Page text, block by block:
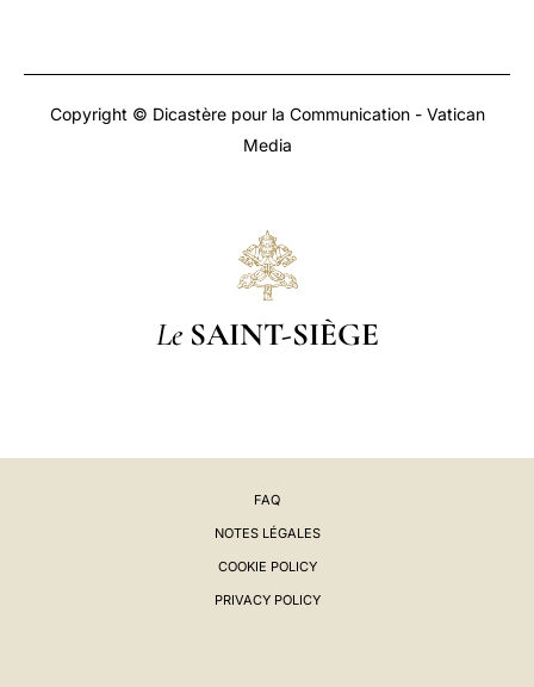
Copyright © Dicastère pour la Communication - Vatican
Media
Le SAINT-SIÈGE
FAQ
NOTES LÉGALES
COOKIE POLICY
PRIVACY POLICY